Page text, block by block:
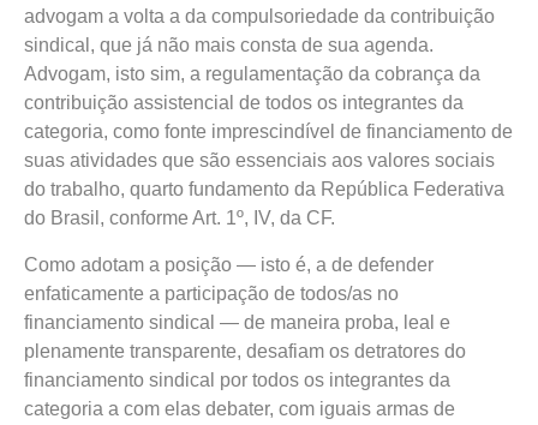
advogam a volta a da compulsoriedade da contribuição
sindical, que já não mais consta de sua agenda.
Advogam, isto sim, a regulamentação da cobrança da
contribuição assistencial de todos os integrantes da
categoria, como fonte imprescindível de financiamento de
suas atividades que são essenciais aos valores sociais
do trabalho, quarto fundamento da República Federativa
do Brasil, conforme Art. 1º, IV, da CF.
Como adotam a posição — isto é, a de defender
enfaticamente a participação de todos/as no
financiamento sindical — de maneira proba, leal e
plenamente transparente, desafiam os detratores do
financiamento sindical por todos os integrantes da
categoria a com elas debater, com iguais armas de